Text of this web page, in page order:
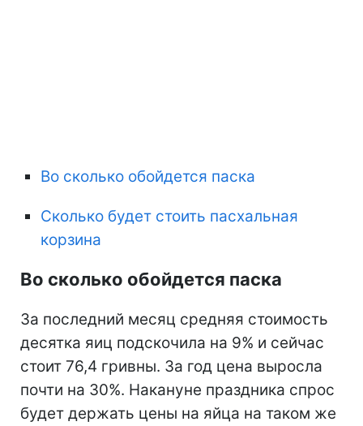
Во сколько обойдется паска
Сколько будет стоить пасхальная
корзина
Во сколько обойдется паска
За последний месяц средняя стоимость
десятка яиц подскочила на 9% и сейчас
стоит 76,4 гривны. За год цена выросла
почти на 30%. Накануне праздника спрос
будет держать цены на яйца на таком же